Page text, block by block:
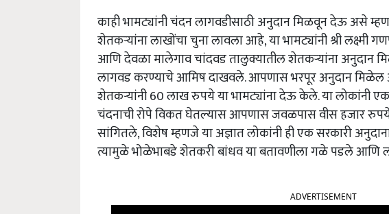
काही भामट्यांनी चंदन लागवडीसाठी अनुदान मिळवून देऊ असे
शेतकऱ्यांना लाखोंचा चुना लावला आहे, या भामट्यांनी श्री लक्ष्मी
आणि देवळा मालेगाव चांदवड तालुक्यातील शेतकऱ्यांना अनुदान
लागवड करण्याचे आमिष दाखवले. आपणास भरपूर अनुदान मिळेल
शेतकऱ्यांनी 60 लाख रुपये या भामट्यांना देऊ केले. या लोकांनी
चंदनाची रोपे विकत घेतल्यास आपणास जवळपास वीस हजार
सांगितले, विशेष म्हणजे या अज्ञात लोकांनी ही एक सरकारी
त्यामुळे भोळेभाबडे शेतकरी बांधव या बतावणीला गळे पडले आणि